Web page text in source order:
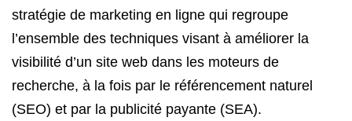
stratégie de marketing en ligne qui regroupe
l’ensemble des techniques visant à améliorer la
visibilité d’un site web dans les moteurs de
recherche, à la fois par le référencement naturel
(SEO) et par la publicité payante (SEA).